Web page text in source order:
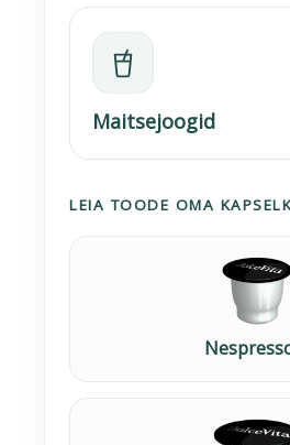
Maitsejoogid
LEIA TOODE OMA